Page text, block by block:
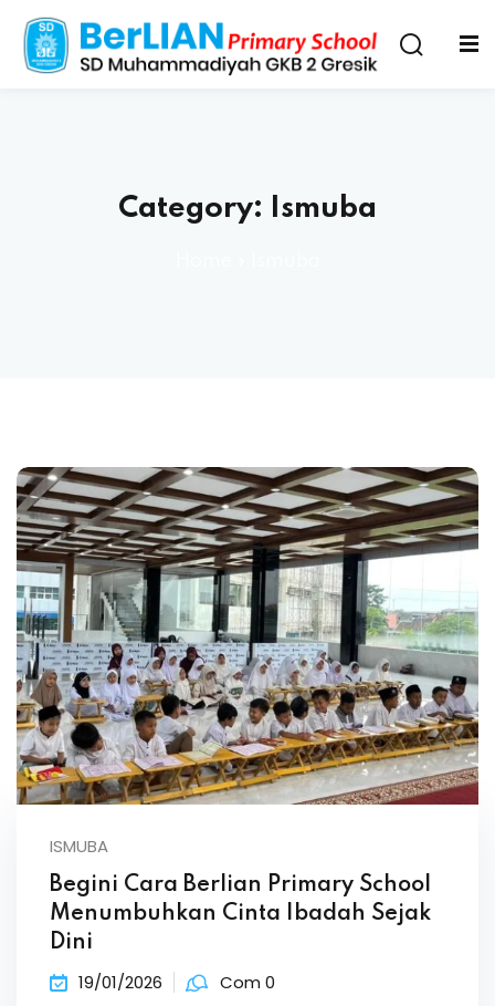
Category: Ismuba
ISMUBA
Begini Cara Berlian Primary School
Menumbuhkan Cinta Ibadah Sejak
Dini
19/01/2026 Com 0